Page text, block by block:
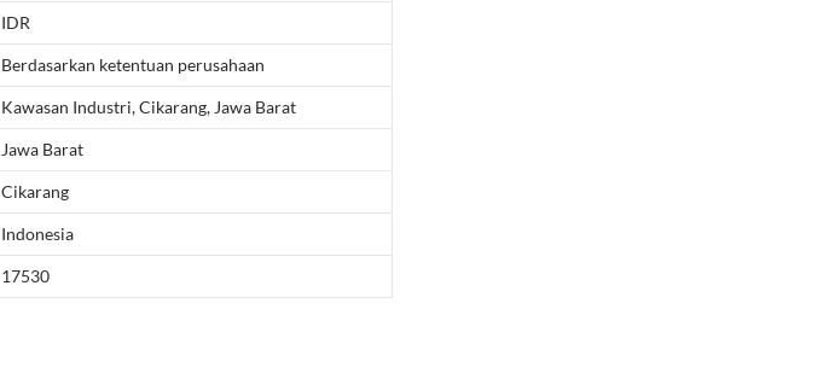
IDR
Berdasarkan ketentuan perusahaan
Kawasan Industri, Cikarang, Jawa Barat
Jawa Barat
Cikarang
Indonesia
17530